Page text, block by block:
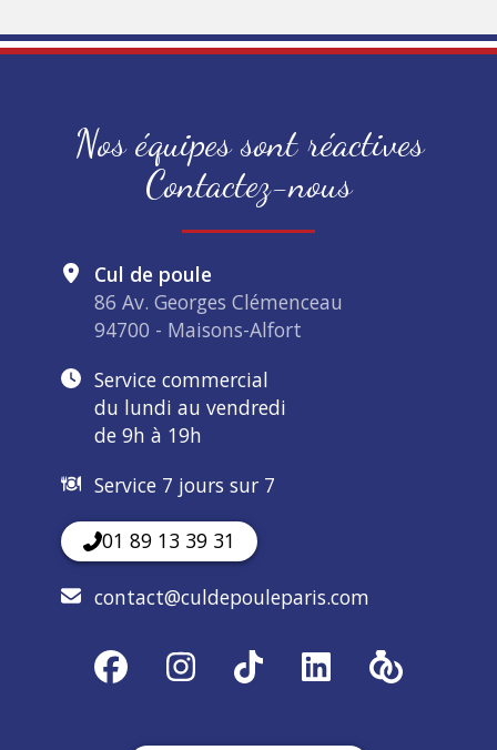
Nos équipes sont réactives
Contactez-nous
Cul de poule
86 Av. Georges Clémenceau
94700 - Maisons-Alfort
Service commercial
du lundi au vendredi
de 9h à 19h
Service 7 jours sur 7
01 89 13 39 31
contact@culdepouleparis.com